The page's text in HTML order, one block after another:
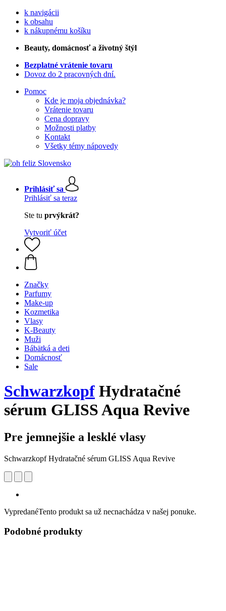
k navigácii
k obsahu
k nákupnému košíku
Beauty, domácnosť a životný štýl
Bezplatné vrátenie tovaru
Dovoz do 2 pracovných dní.
Pomoc
Kde je moja objednávka?
Vrátenie tovaru
Cena dopravy
Možnosti platby
Kontakt
Všetky témy nápovedy
Prihlásiť sa
Prihlásiť sa teraz
Ste tu prvýkrát?
Vytvoriť účet
Značky
Parfumy
Make-up
Kozmetika
Vlasy
K-Beauty
Muži
Bábätká a deti
Domácnosť
Sale
Schwarzkopf Hydratačné
sérum GLISS Aqua Revive
Pre jemnejšie a lesklé vlasy
Schwarzkopf Hydratačné sérum GLISS Aqua Revive
VypredanéTento produkt sa už necnachádza v našej ponuke.
Podobné produkty